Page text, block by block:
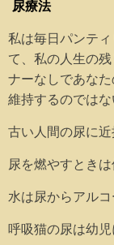
尿療法
私は毎日パンテ
て、私の人生の
ナーなしであな
維持するのでは
古い人間の尿に
尿を燃やすとき
水は尿からアル
呼吸猫の尿は幼